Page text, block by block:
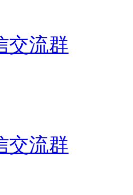
交流群
交流群